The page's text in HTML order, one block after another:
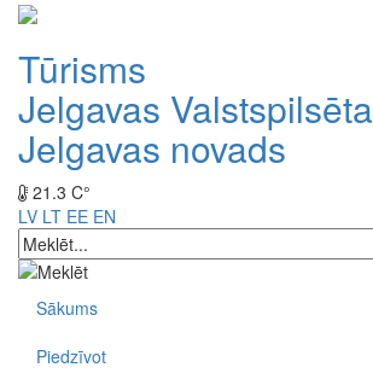
Tūrisms
Jelgavas Valstspilsēta
Jelgavas novads
21.3 C°
LV LT EE EN
Sākums
Piedzīvot